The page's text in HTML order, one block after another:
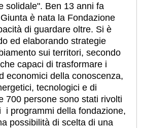
solidale". Ben 13 anni fa
è nata la Fondazione
di guardare oltre. Si è
ed elaborando strategie
sui territori, secondo
capaci di trasformare i
economici della conoscenza,
tecnologici e di
700 persone sono stati rivolti
i programmi della fondazione,
possibilità di scelta di una